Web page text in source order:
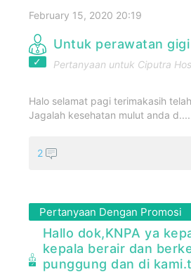
February 15, 2020 20:19
Untuk perawatan
Pertanyaan untuk Ciputra
Halo selamat pagi terimakasih
Jagalah kesehatan mulut anda
2
Pertanyaan Dengan Promosi
Hallo dok,KNPA ya
kepala berair dan
punggung dan di